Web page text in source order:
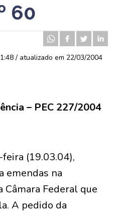
60
/ atualizado em 22/03/2004
– PEC 227/2004
(19.03.04),
emendas na
Câmara Federal que
A pedido da